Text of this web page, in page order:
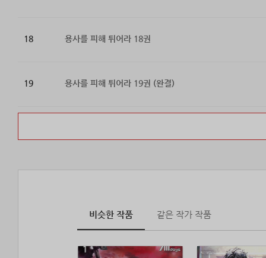
18 용사를 피해 튀어라 18권
19 용사를 피해 튀어라 19권 (완결)
비슷한 작품 같은 작가 작품